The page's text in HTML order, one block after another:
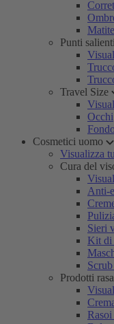
Punti salienti
Travel Size
Occhi
Cosmetici uomo
Visualizza
Cura del
Anti-
Sieri
Kit di
Prodotti